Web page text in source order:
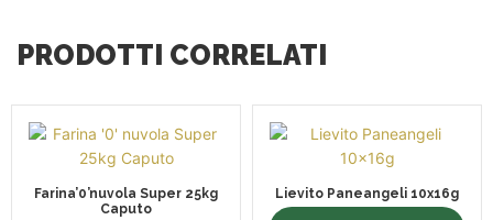
PRODOTTI CORRELATI
Farina’0’nuvola Super 25kg
Caputo
Lievito Paneangeli 10x16g